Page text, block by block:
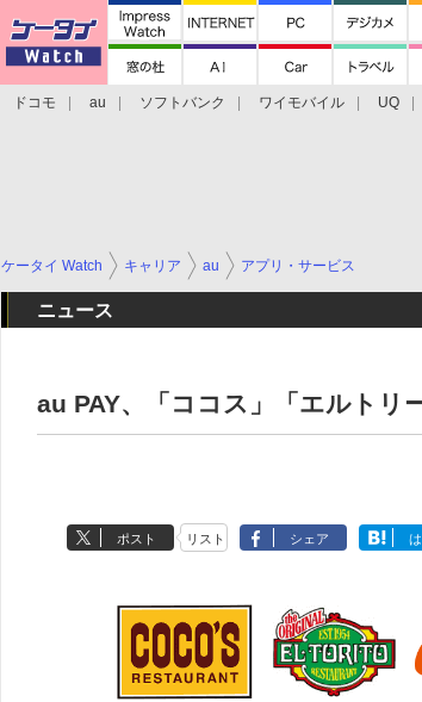
ドコモ au ソフトバンク ワイモバイル UQ
ケータイ Watch キャリア au アプリ・サービス
ニュース
au PAY、「ココス」「エルトリ
ポスト リスト シェア